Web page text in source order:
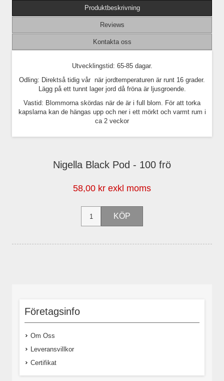
Produktbeskrivning
Reviews
Kontakta oss
Utvecklingstid: 65-85 dagar.
Odling: Direktså tidig vår när jordtemperaturen är runt 16 grader.
Lägg på ett tunnt lager jord då fröna är ljusgroende.
Vastid: Blommorna skördas när de är i full blom. För att torka
kapslarna kan de hängas upp och ner i ett mörkt och varmt rum i
ca 2 veckor
Nigella Black Pod - 100 frö
58,00 kr exkl moms
Företagsinfo
Om Oss
Leveransvillkor
Certifikat